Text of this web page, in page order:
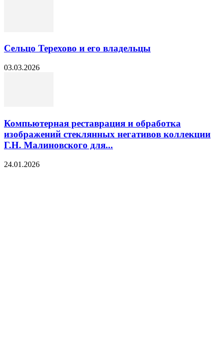
Сельцо Терехово и его владельцы
03.03.2026
Компьютерная реставрация и обработка
изображений стеклянных негативов коллекции
Г.Н. Малиновского для...
24.01.2026